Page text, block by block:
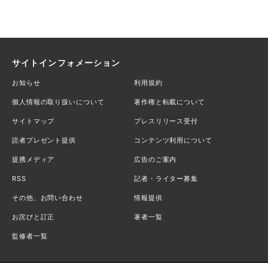
サイトインフォメーション
お知らせ 利用規約
個人情報の取り扱いについて 著作権と転載について
サイトマップ プレスリリース受付
読者プレゼント提供 コンテンツ利用について
提携メディア 広告のご案内
RSS 記者・ライター募集
その他、お問い合わせ 情報提供
お詫びと訂正 著者一覧
監修者一覧